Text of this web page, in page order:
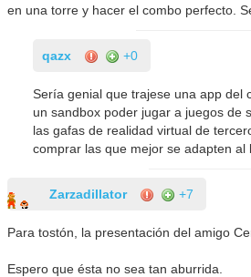
en una torre y hacer el combo perfecto.
qazx +0
Sería genial que trajese una app del
un sandbox poder jugar a juegos de
las gafas de realidad virtual de
comprar las que mejor se adapten al
Zarzadillator +7
Para tostón, la presentación del amigo
Espero que ésta no sea tan aburrida.